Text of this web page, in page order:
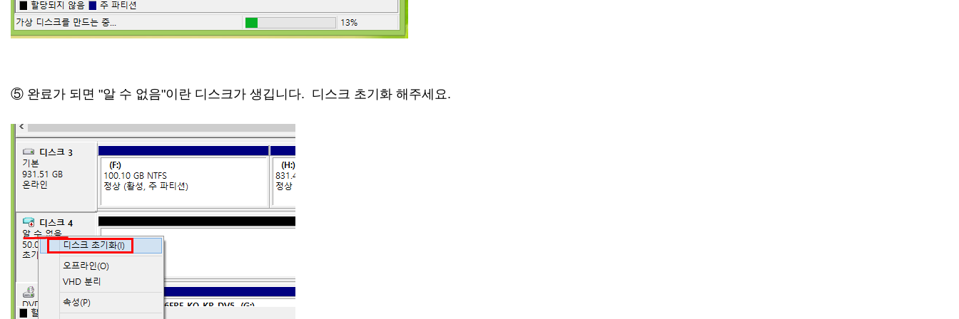
⑤ 완료가 되면 "알 수 없음"이란 디스크가 생깁니다. 디스크 초기화 해주세요.